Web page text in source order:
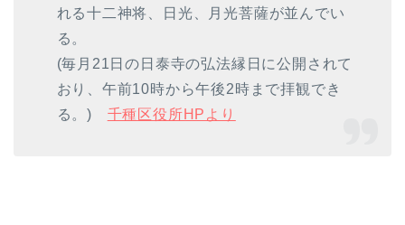
れる十二神将、日光、月光菩薩が並んでい
る。
(毎月21日の日泰寺の弘法縁日に公開されて
おり、午前10時から午後2時まで拝観でき
る。) 千種区役所HPより